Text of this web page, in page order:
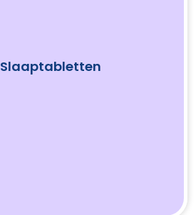
Slaaptabletten